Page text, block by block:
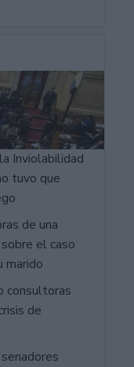
Inviolabilidad
tuvo que
de una
el caso
marido
consultoras
de